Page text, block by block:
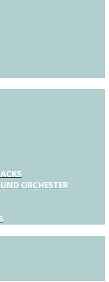
ORCHESTER